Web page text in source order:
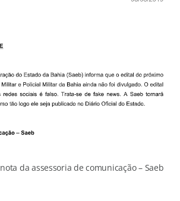
nota da assessoria de comunicação – Saeb